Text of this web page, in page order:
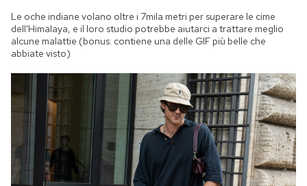
Le oche indiane volano oltre i 7mila metri per superare le cime
dell'Himalaya, e il loro studio potrebbe aiutarci a trattare meglio
alcune malattie (bonus: contiene una delle GIF più belle che
abbiate visto)